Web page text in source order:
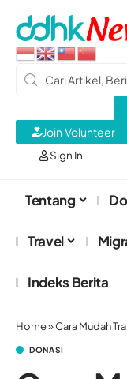
Sign In
Join Volunteer
Tentang
Travel
Indeks Berita
Home»Cara Mudah
DONASI